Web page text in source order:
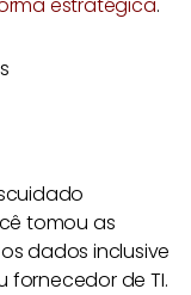
tomou as
dados inclusive
fornecedor de TI.